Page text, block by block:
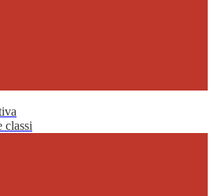
classi